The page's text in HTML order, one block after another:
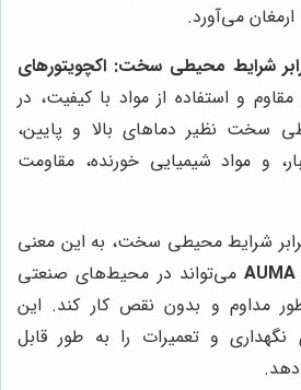
ارمغان می‌آورد.
شرایط محیطی سخت: اکچویتورهای
و استفاده از مواد با کیفیت، در
سخت نظیر دماهای بالا و پایین،
و مواد شیمیایی خورنده، مقاومت
شرایط محیطی سخت، به این معنی
می‌تواند در محیط‌های صنعتی
مداوم و بدون نقص کار کند. این
نگهداری و تعمیرات را به طور قابل